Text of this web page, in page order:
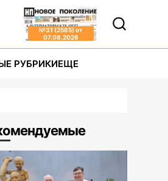
№31 (2585) от
07.08.2026
РУБРИКИЕЩЕ